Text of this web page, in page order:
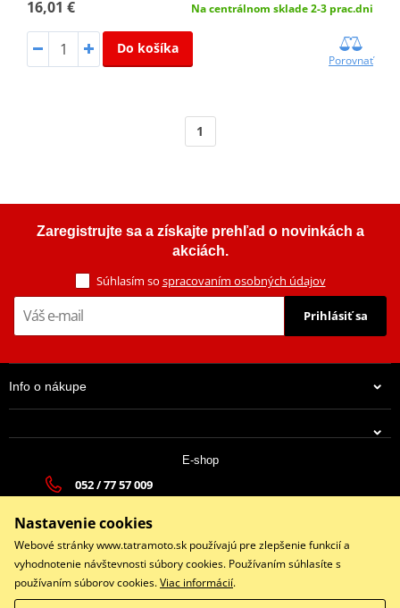
16,01 € Na centrálnom sklade 2-3 prac.dni
Do košíka
Porovnať
1
Zaregistrujte sa a získajte prehľad o novinkách a
akciách.
Súhlasím so spracovaním osobných údajov
Prihlásiť sa
Info o nákupe
E-shop
052 / 77 57 009
Po - Pia 9:00-17:00 | So: 9:00-13:00 | Ne: Zatvorené
Facebook
Nastavenie cookies
Webové stránky www.tatramoto.sk používajú pre zlepšenie funkcií a
vyhodnotenie návštevnosti súbory cookies. Používaním súhlasíte s
používaním súborov cookies.Viac informácií.